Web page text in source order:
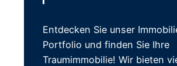
Entdecken Sie unser
Portfolio und finden Sie Ihre
Traumimmobilie! Wir bieten